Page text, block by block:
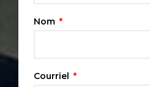
Nom
Courriel